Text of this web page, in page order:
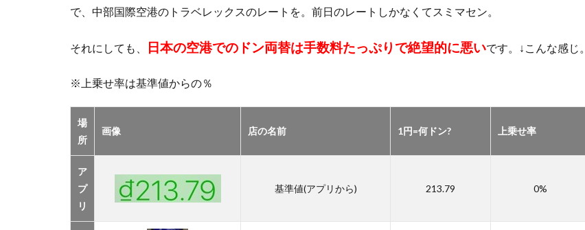
較し
た結
ベン
タイ
ン市
場の
隣の
両替
軒が
最
強。
で、中部国際空港のトラベレックスのレートを。前日のレートしかなくてスミマセン。
それにしても、 日本の空港でのドン両替は手数料たっぷりで絶望的に悪いです。↓こんな感じ。
※上乗せ率は基準値からの％
場
所
画像 店の名前 1円=何ドン? 上乗せ率
ア
プ
リ
基準値(アプリから) 213.79 0%